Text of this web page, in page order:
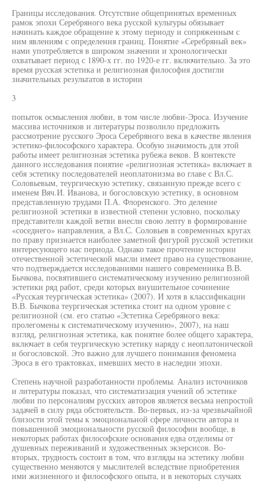
Границы исследования. Отсутствие общепринятых временных
рамок эпохи Серебряного века русской культуры обязывает
начинать каждое обращение к этому периоду и сопряженным с
ним явлениям с определения границ. Понятие «Серебряный век»
нами употребляется в широком значении и хронологически
охватывает период с 1890-х гг. по 1920-е гг. включительно. За это
время русская эстетика и религиозная философия достигли
значительных результатов в истории
3
попыток осмысления любви, в том числе любви-Эроса. Изучение
массива источников и литературы позволило предложить
рассмотрение русского Эроса Серебряного века в качестве явления
эстетико-философского характера. Особую значимость для этой
работы имеет религиозная эстетика рубежа веков. В контексте
данного исследования понятие «религиозная эстетика» включает в
себя эстетику последователей неоплатонизма во главе с Вл.С.
Соловьевым, теургическую эстетику, связанную прежде всего с
именем Вяч.И. Иванова, и богословскую эстетику, в основном
представленную трудами П.А. Флоренского. Это деление
религиозной эстетики в известной степени условно, поскольку
представители каждой ветви внесли свою лепту в формирование
«соседнего» направления, а Вл.С. Соловьев в современных кругах
по праву признается наиболее заметной фигурой русской эстетики
интересующего нас периода. Однако такое прочтение истории
отечественной эстетической мысли имеет право на существование,
что подтверждается исследованиями нашего современника В.В.
Бычкова, посвятившего систематическому изучению религиозной
эстетики ряд работ, среди которых внушительное сочинение
«Русская теургическая эстетика» (2007). И хотя в классификации
В.В. Бычкова теургическая эстетика стоит на одном уровне с
религиозной (см. его статью «Эстетика Серебряного века:
пролегомены к систематическому изучению», 2007), на наш
взгляд, религиозная эстетика, как понятие более общего характера,
включает в себя теургическую эстетику наряду с неоплатонической
и богословской. Это важно для лучшего понимания феномена
Эроса в его трактовках, имевших место в наследии эпохи.
Степень научной разработанности проблемы. Анализ источников
и литературы показал, что систематизация учений об эстетике
любви по персоналиям русских авторов является весьма непростой
задачей в силу ряда обстоятельств. Во-первых, из-за чрезвычайной
близости этой темы к эмоциональной сфере личности автора и
повышенной эмоциональности русской философии вообще, в
некоторых работах философские основания едва отделимы от
душевных переживаний и художественных экзерсисов. Во-
вторых, трудность состоит в том, что взгляды на эстетику любви
существенно меняются у мыслителей вследствие приобретения
ими жизненного и философского опыта, и в некоторых случаях